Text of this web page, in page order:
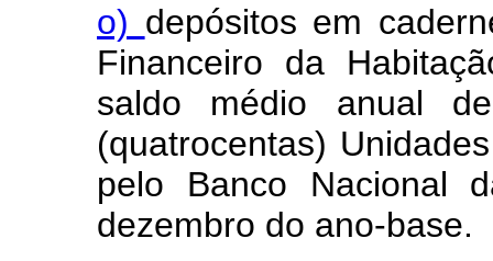
o) depósitos em
Financeiro da
saldo médio anual
(quatrocentas)
pelo Banco Nacional
dezembro do ano-base.